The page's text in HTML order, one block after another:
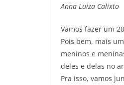
Anna Luiza Calixto
Vamos fazer um
Pois bem, mais
meninos e
deles e delas no
Pra isso, vamos